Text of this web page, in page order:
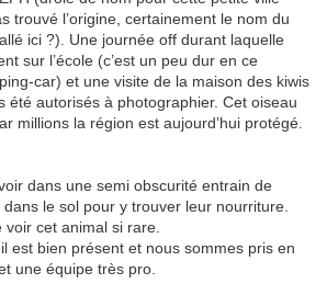
trouvé l’origine, certainement le nom du
ici ?). Une journée off durant laquelle
sur l’école (c’est un peu dur en ce
car) et une visite de la maison des kiwis
été autorisés à photographier. Cet oiseau
millions la région est aujourd’hui protégé.
dans une semi obscurité entrain de
le sol pour y trouver leur nourriture.
voir cet animal si rare.
est bien présent et nous sommes pris en
une équipe très pro.